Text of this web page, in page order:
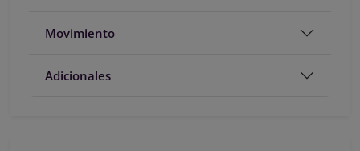
Movimiento
Adicionales